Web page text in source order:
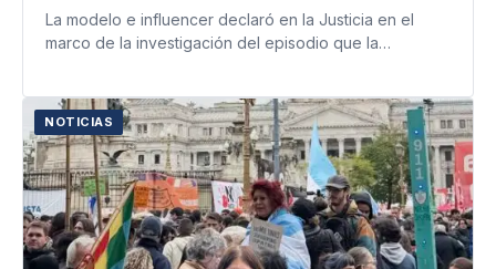
La modelo e influencer declaró en la Justicia en el
marco de la investigación del episodio que la…
NOTICIAS